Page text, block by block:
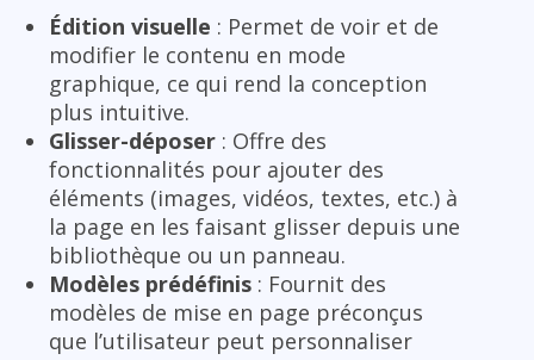
Édition visuelle : Permet de voir et de
modifier le contenu en mode
graphique, ce qui rend la conception
plus intuitive.
Glisser-déposer : Offre des
fonctionnalités pour ajouter des
éléments (images, vidéos, textes, etc.) à
la page en les faisant glisser depuis une
bibliothèque ou un panneau.
Modèles prédéfinis : Fournit des
modèles de mise en page préconçus
que l’utilisateur peut personnaliser